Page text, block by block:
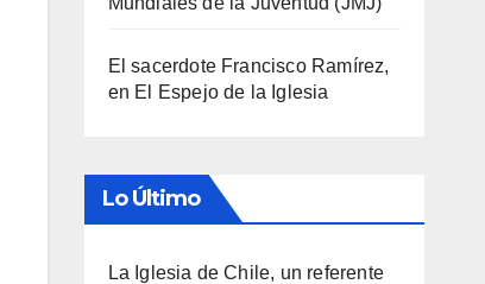
El sacerdote Francisco Ramírez,
en El Espejo de la Iglesia
Lo Último
La Iglesia de Chile, un referente